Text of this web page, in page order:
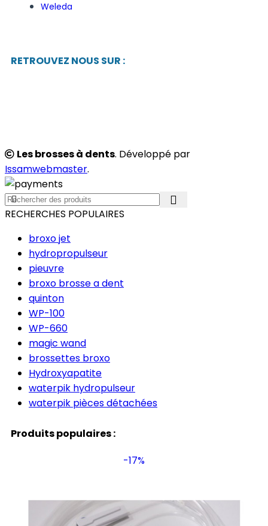
Weleda
RETROUVEZ NOUS SUR :
Les brosses à dents. Développé par
Issamwebmaster.
RECHERCHES POPULAIRES
broxo jet
hydropropulseur
pieuvre
broxo brosse a dent
quinton
WP-100
WP-660
magic wand
brossettes broxo
Hydroxyapatite
waterpik hydropulseur
waterpik pièces détachées
Produits populaires :
-17%